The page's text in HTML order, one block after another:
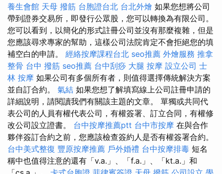
養生會館 天母 撥筋 台胞證台北 台北外燴 如果您想將公司
帶到證券交易所，即發行公眾股，您可以轉換為有限公司。
您可以看到，以簡化的形式註冊公司並沒有那麼複雜，但是
您應該尋求專家的幫助，這樣公司法院肯定不會拒絕您的填
補空白的申請。 經絡按摩課程台北 seo推薦 外燴服務 推拿
整骨 台中 撥筋 seo推薦 台中刮痧 大腿 按摩 設立公司 士
林 按摩 如果公司有多個所有者，則值得選擇傳統解決方案
並自訂合約。 氣結 如果您想了解填寫線上公司註冊申請的
詳細說明，請閱讀我們有關該主題的文章。 單獨或共同代
表公司的人員有權代表公司，有權簽署、訂立合同，有權修
改公司設立證書。 台中按摩推薦ptt 台中市按摩 在與合作
夥伴簽訂合約之前，您應該檢查簽約人是否有權簽署合約。
台中美式整復 豐原按摩推薦 戶外婚禮 台中按摩排毒 短名
稱中也值得注意的還有「v.a.」、「f.a.」、「kt.a.」和